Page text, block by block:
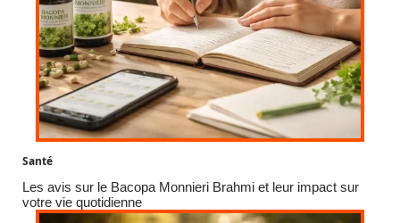
Santé
Les avis sur le Bacopa Monnieri Brahmi et leur impact sur
votre vie quotidienne